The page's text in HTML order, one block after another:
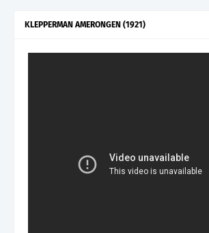
KLEPPERMAN AMERONGEN (1921)